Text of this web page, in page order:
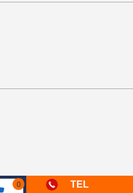
0 TEL